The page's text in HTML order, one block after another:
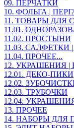
09. ПЕРЧАТКИ
10. ФОЛЬГА |
11. ТОВАРЫ ДЛЯ
11.01.
11.02. ПРОСТЫНИ
11.03.
11.04. ПРОЧЕЕ...
12. УКРАШЕНИЯ
12.01. ДЕКО-ПИКИ
12.02.
12.03. ТРУБОЧКИ
12.04.
13. ПРОЧЕЕ
14. НАБОРЫ ДЛЯ